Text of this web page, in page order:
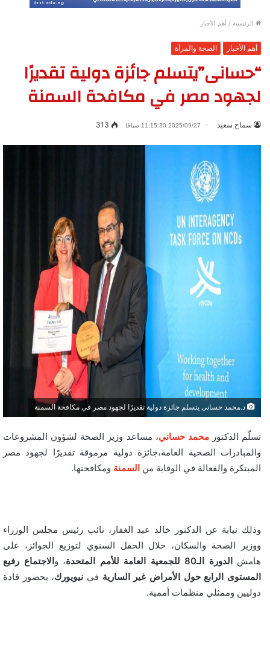
الرئيسية / أهم الأخبار
أهم الأخبار الصحة والمرأة
“حسانى”يتسلم جائزة دولية تقديرًا
لجهود مصر في مكافحة السمنة
سماح سعيد 2025/09/27 11:15:30 صباحًا 313
د.محمد حسانى يتسلم جائزة دولية تقديرًا لجهود مصر في مكافحة السمنة
تسلّم الدكتورمحمد حساني، مساعد وزير الصحة لشؤون المشروعات
والمبادرات الصحية العامة،جائزة دولية مرموقة تقديرًا لجهود مصر
المبتكرة والفعالة في الوقاية من السمنة ومكافحتها.
وذلك نيابة عن الدكتور خالد عبد الغفار، نائب رئيس مجلس الوزراء
ووزير الصحة والسكان، خلال الحفل السنوي لتوزيع الجوائز، على
هامشالدورة الـ80 للجمعية العامة للأمم المتحدة ، والاجتماع رفيع
المستوى الرابع حول الأمراض غير السارية في نيويورك، بحضور قادة
دوليين وممثلي منظمات أممية.